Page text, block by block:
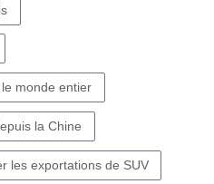
monde entier
la Chine
les exportations de SUV